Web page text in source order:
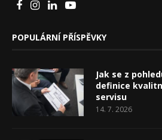
POPULÁRNÍ PŘÍSPĚVKY
Jak se z
definice
servisu
14. 7. 2026